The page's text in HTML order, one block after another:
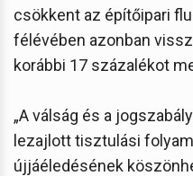
csökkent az építőipari
félévében azonban
korábbi 17 százalékot
„A válság és a
lezajlott tisztulási
újjáéledésének